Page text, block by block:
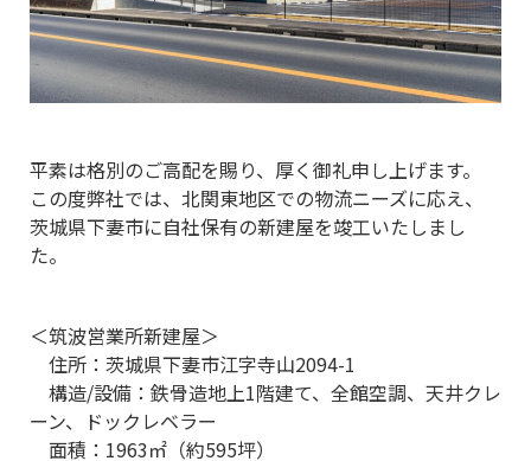
平素は格別のご高配を賜り、厚く御礼申し上げます。
この度弊社では、北関東地区での物流ニーズに応え、
茨城県下妻市に自社保有の新建屋を竣工いたしまし
た。
＜筑波営業所新建屋＞
住所：茨城県下妻市江字寺山2094-1
構造/設備：鉄骨造地上1階建て、全館空調、天井クレ
ーン、ドックレベラー
面積：1963㎡（約595坪）